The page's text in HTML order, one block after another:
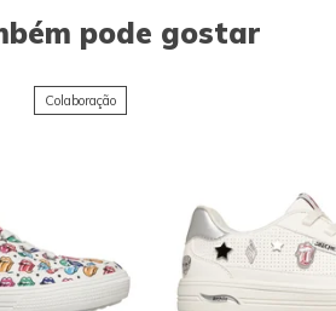
pode gostar
Colaboração